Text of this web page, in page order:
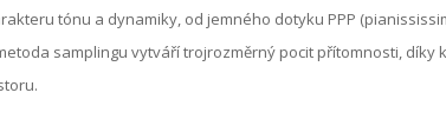
tónu a dynamiky, od jemného dotyku PPP
samplingu vytváří trojrozměrný pocit přítomnosti, díky